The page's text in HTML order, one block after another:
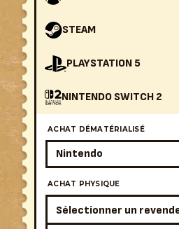
STEAM
PLAYSTATION 5
NINTENDO SWITCH 2
ACHAT DÉMATÉRIALISÉ
Nintendo
ACHAT PHYSIQUE
Sélectionner un